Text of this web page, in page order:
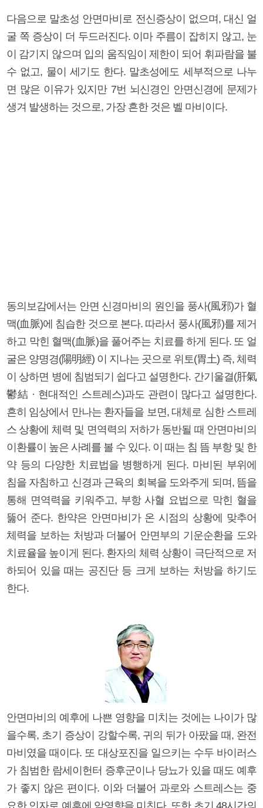
다음으로 말초성 안면마비로 전신증상이 없으며, 대신 얼
굴 쪽 증상이 더 두드러진다. 이마 주름이 잡히지 않고, 눈
이 감기지 않으며 입의 움직임이 제한이 되어 휘파람을 불
수 없고, 물이 세기도 한다. 말초성에도 세부적으로 나누
면 많은 이유가 있지만 7번 뇌신경인 안면신경에 문제가
생겨 발생하는 것으로, 가장 흔한 것은 벨 마비이다.
동의보감에서는 안면 신경마비의 원인을 풍사(風邪)가 혈
맥(血脈)에 침습한 것으로 본다. 따라서 풍사(風邪)를 제거
하고 막힌 혈맥(血脈)을 풀어주는 치료를 하게 된다. 또 얼
굴은 양명경(陽明經) 이 지나는 곳으로 위토(胃土) 즉, 체력
이 상하면 병에 침범되기 쉽다고 설명한다. 간기울결(肝氣
鬱結 · 현대적인 스트레스)과도 관련이 많다고 설명한다.
흔히 임상에서 만나는 환자들을 보면, 대체로 심한 스트레
스 상황에 체력 및 면역력의 저하가 동반될 때 안면마비의
이환률이 높은 사례를 볼 수 있다. 이 때는 침 뜸 부항 및 한
약 등의 다양한 치료법을 병행하게 된다. 마비된 부위에
침을 자침하고 신경과 근육의 회복을 도와주게 되며, 뜸을
통해 면역력을 키워주고, 부항 사혈 요법으로 막힌 혈을
뚫어 준다. 한약은 안면마비가 온 시점의 상황에 맞추어
체력을 보하는 처방과 더불어 안면부의 기운순환을 도와
치료율을 높이게 된다. 환자의 체력 상황이 극단적으로 저
하되어 있을 때는 공진단 등 크게 보하는 처방을 하기도
한다.
안면마비의 예후에 나쁜 영향을 미치는 것에는 나이가 많
을수록, 초기 증상이 강할수록, 귀의 뒤가 아팠을 때, 완전
마비였을 때이다. 또 대상포진을 일으키는 수두 바이러스
가 침범한 람세이헌터 증후군이나 당뇨가 있을 때도 예후
가 좋지 않은 편이다. 이와 더불어 과로와 스트레스는 중
요한 인자로 예후에 악영향을 미친다. 또한 초기 48시간의